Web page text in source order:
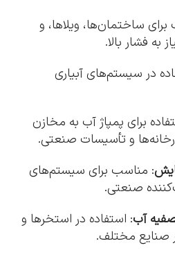
ساختمان‌ها، ویلاها، و
به فشار بالا.
در سیستم‌های آبیاری
برای پمپاژ آب به مخازن
و تأسیسات صنعتی.
: مناسب برای سیستم‌های
صنعتی.
آب: استفاده در استخرها و
صنایع مختلف.